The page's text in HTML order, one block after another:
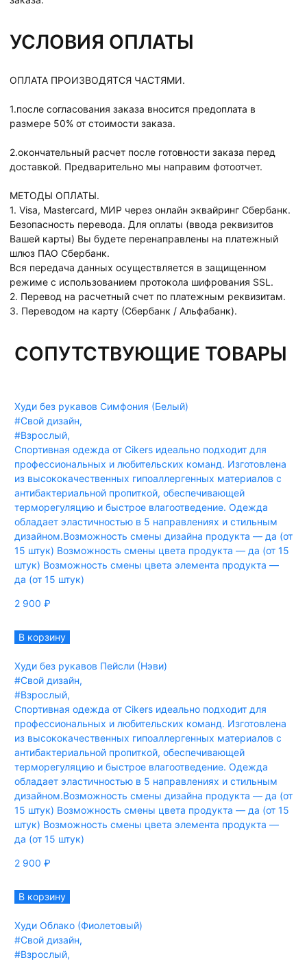
УСЛОВИЯ ОПЛАТЫ
ОПЛАТА ПРОИЗВОДЯТСЯ ЧАСТЯМИ.
1.после согласования заказа вносится предоплата в
размере 50% от стоимости заказа.
2.окончательный расчет после готовности заказа перед
доставкой. Предварительно мы направим фотоотчет.
МЕТОДЫ ОПЛАТЫ.
1. Visa, Mastercard, МИР через онлайн эквайринг Сбербанк.
Безопасность перевода. Для оплаты (ввода реквизитов
Вашей карты) Вы будете перенаправлены на платежный
шлюз ПАО Сбербанк.
Вся передача данных осуществляется в защищенном
режиме с использованием протокола шифрования SSL.
2. Перевод на расчетный счет по платежным реквизитам.
3. Переводом на карту (Сбербанк / Альфабанк).
СОПУТСТВУЮЩИЕ ТОВАРЫ
Худи без рукавов Симфония (Белый)
#Свой дизайн,
#Взрослый,
Спортивная одежда от Cikers идеально подходит для
профессиональных и любительских команд. Изготовлена
из высококачественных гипоаллергенных материалов с
антибактериальной пропиткой, обеспечивающей
терморегуляцию и быстрое влагоотведение. Одежда
обладает эластичностью в 5 направлениях и стильным
дизайном.Возможность смены дизайна продукта — да (от
15 штук) Возможность смены цвета продукта — да (от 15
штук) Возможность смены цвета элемента продукта —
да (от 15 штук)
2 900 ₽
В корзину
Худи без рукавов Пейсли (Нэви)
#Свой дизайн,
#Взрослый,
Спортивная одежда от Cikers идеально подходит для
профессиональных и любительских команд. Изготовлена
из высококачественных гипоаллергенных материалов с
антибактериальной пропиткой, обеспечивающей
терморегуляцию и быстрое влагоотведение. Одежда
обладает эластичностью в 5 направлениях и стильным
дизайном.Возможность смены дизайна продукта — да (от
15 штук) Возможность смены цвета продукта — да (от 15
штук) Возможность смены цвета элемента продукта —
да (от 15 штук)
2 900 ₽
В корзину
Худи Облако (Фиолетовый)
#Свой дизайн,
#Взрослый,